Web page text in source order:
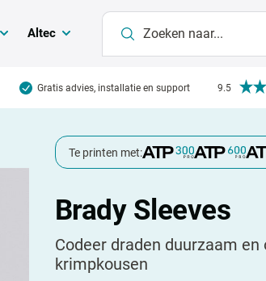
Altec
Gratis advies, installatie en support 9.5
Te printen met:
Brady Sleeves
Codeer draden duurzaam
krimpkousen